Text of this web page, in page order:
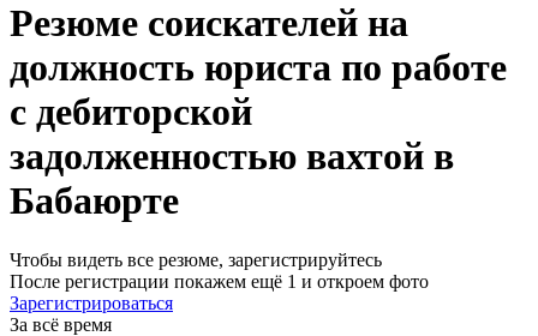
Резюме соискателей на
должность юриста по работе
с дебиторской
задолженностью вахтой в
Бабаюрте
Чтобы видеть все резюме, зарегистрируйтесь
После регистрации покажем ещё 1 и откроем фото
Зарегистрироваться
За всё время